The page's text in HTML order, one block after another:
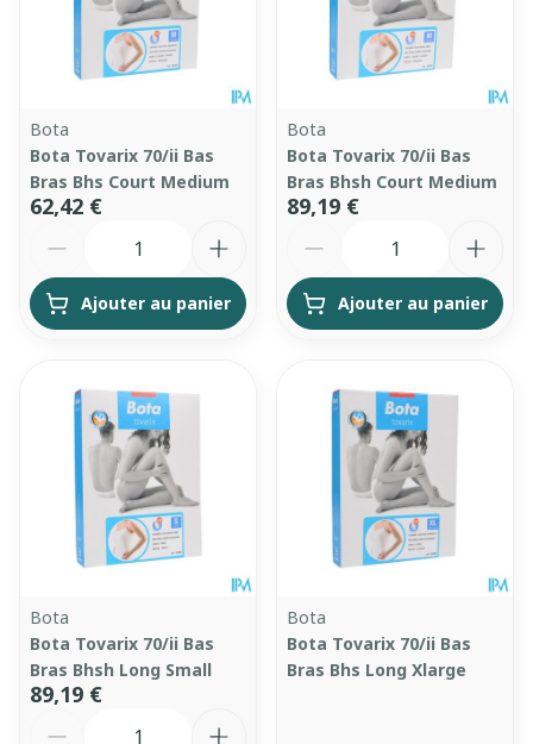
Bota
Bota Tovarix 70/ii Bas
Bras Bhs Court Medium
62,42 €
Ajouter au panier
Bota
Bota Tovarix 70/ii Bas
Bras Bhsh Court Medium
89,19 €
Ajouter au panier
Bota
Bota Tovarix 70/ii Bas
Bras Bhsh Long Small
89,19 €
Bota
Bota Tovarix 70/ii Bas
Bras Bhs Long Xlarge